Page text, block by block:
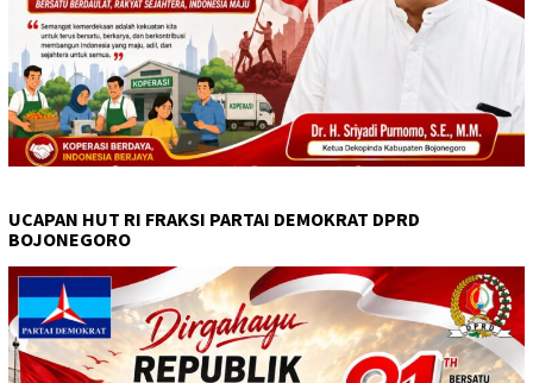
UCAPAN HUT RI FRAKSI PARTAI DEMOKRAT DPRD
BOJONEGORO